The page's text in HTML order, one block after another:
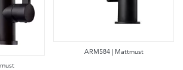
ARM584 | Mattmust